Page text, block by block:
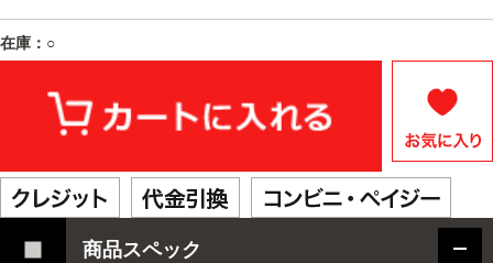
在庫：○
商品スペック